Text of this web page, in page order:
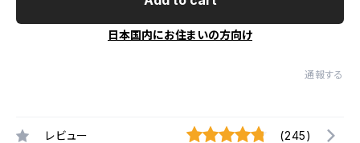
日本国内にお住まいの方向け
通報する
レビュー (245)